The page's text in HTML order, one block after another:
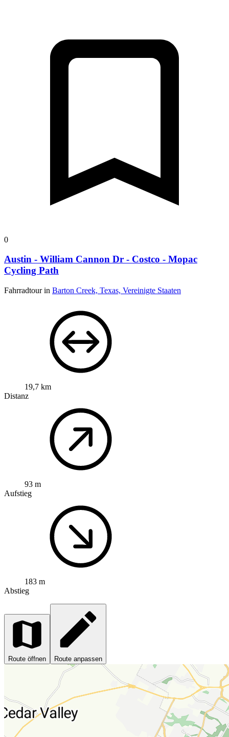
0
Austin - William Cannon Dr - Costco - Mopac
Cycling Path
Fahrradtour in Barton Creek, Texas, Vereinigte Staaten
19,7 km
Distanz
93 m
Aufstieg
183 m
Abstieg
Route öffnen Route anpassen